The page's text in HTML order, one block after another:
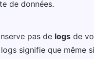
de données.
pas de logs de
signifie que même